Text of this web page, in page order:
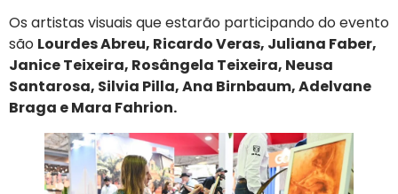
Os artistas visuais que estarão participando do evento
são Lourdes Abreu, Ricardo Veras, Juliana Faber,
Janice Teixeira, Rosângela Teixeira, Neusa
Santarosa, Silvia Pilla, Ana Birnbaum, Adelvane
Braga e Mara Fahrion.